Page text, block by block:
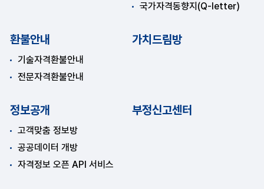
국가자격동향지(Q-letter)
환불안내
기술자격환불안내
전문자격환불안내
가치드림방
정보공개
고객맞춤 정보방
공공데이터 개방
자격정보 오픈 API 서비스
부정신고센터